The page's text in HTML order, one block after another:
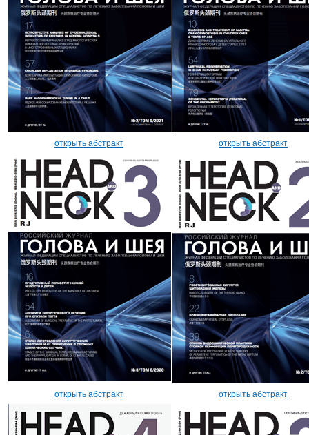
открыть абстракт открыть абстракт
открыть абстракт открыть абстракт